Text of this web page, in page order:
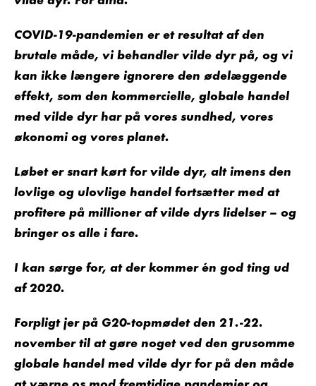
COVID-19-pandemien er et resultat af den
brutale måde, vi behandler vilde dyr på, og vi
kan ikke længere ignorere den ødelæggende
effekt, som den kommercielle, globale handel
med vilde dyr har på vores sundhed, vores
økonomi og vores planet.
Løbet er snart kørt for vilde dyr, alt imens den
lovlige og ulovlige handel fortsætter med at
profitere på millioner af vilde dyrs lidelser – og
bringer os alle i fare.
I kan sørge for, at der kommer én god ting ud
af 2020.
Forpligt jer på G20-topmødet den 21.-22.
november til at gøre noget ved den grusomme
globale handel med vilde dyr for på den måde